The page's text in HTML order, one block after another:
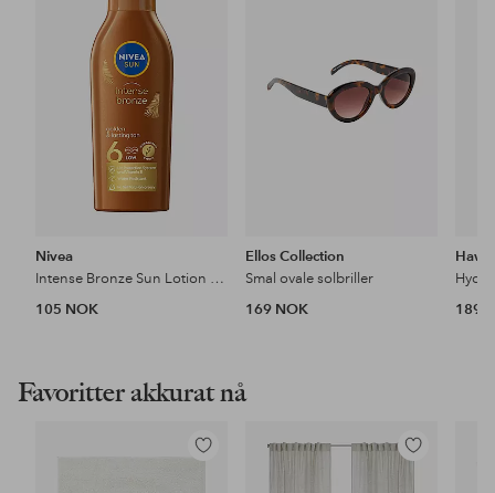
Nivea
Intense Bronze Sun Lotion SPF6
105 NOK
Ellos Collection
Smal ovale solbriller
169 NOK
189
Favoritter akkurat nå
Legg
Legg